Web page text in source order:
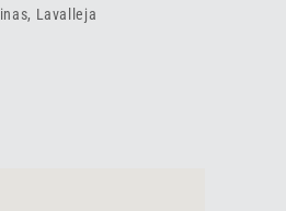
Lavalleja